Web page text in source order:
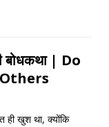
बोधकथा | Do
ही खुश था, क्योंकि